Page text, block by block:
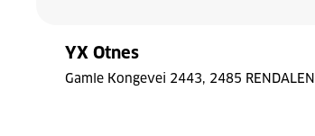
YX Otnes
Gamle Kongevei 2443 2485 RENDALEN